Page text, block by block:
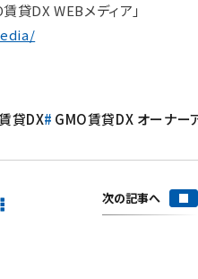
貸DX WEBメディア」
貸DX GMO賃貸DX オーナー
次の記事へ